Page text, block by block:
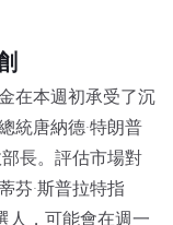
在本週初承受了沉
統唐納德·特朗普
長。評估市場對
芬·斯普拉特指
人，可能會在週一